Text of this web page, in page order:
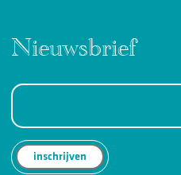
Nieuwsbrief